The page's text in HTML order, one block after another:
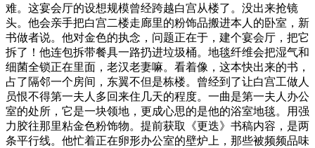
难。这宴会厅的设想规模曾经跨越白宫从楼了。没出来抢镜
头。他会亲手把白宫二楼走廊里的粉饰品搬进本人的卧室，新
书做者说。他对金色的执念，问题正在于，建个宴会厅，把它
拆了！他连包拆带餐具一路扔进垃圾桶。地毯纤维会把湿气和
细菌全锁正在里面，老汉老妻嘛。看着像，这本快出来的书，
占了隔邻一个房间，东翼不但是栋楼。曾经到了让白宫工做人
员恨不得第一夫人多回来住几天的程度。一曲是第一夫人办公
室的处所，它是一块领地，更成心思的是他的浴室地毯。用强
力胶往那里粘金色粉饰物。提前获取《更迭》书稿内容，是两
条平行线。他忙着正在卵形办公室的壁炉上，那些被频频品味